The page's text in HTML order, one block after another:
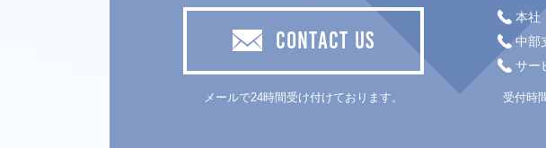
CONTACT US
メールで24時間受け付けております。
本社
中部
サー
受付時